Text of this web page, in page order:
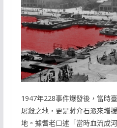
1947年228事件爆發後，當時
屠殺之地，更是蔣介石派來增
地。據耆老口述「當時血流成